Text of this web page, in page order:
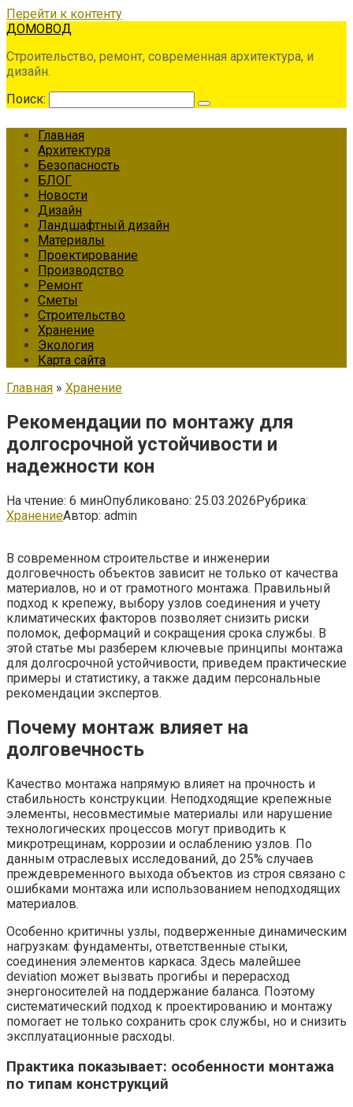
Перейти к контенту
ДОМОВОД
Строительство, ремонт, современная архитектура, и
дизайн.
Поиск:
Главная
Архитектура
Безопасность
БЛОГ
Новости
Дизайн
Ландшафтный дизайн
Материалы
Проектирование
Производство
Ремонт
Сметы
Строительство
Хранение
Экология
Карта сайта
Главная » Хранение
Рекомендации по монтажу для
долгосрочной устойчивости и
надежности кон
На чтение: 6 минОпубликовано: 25.03.2026Рубрика:
ХранениеАвтор: admin
В современном строительстве и инженерии
долговечность объектов зависит не только от качества
материалов, но и от грамотного монтажа. Правильный
подход к крепежу, выбору узлов соединения и учету
климатических факторов позволяет снизить риски
поломок, деформаций и сокращения срока службы. В
этой статье мы разберем ключевые принципы монтажа
для долгосрочной устойчивости, приведем практические
примеры и статистику, а также дадим персональные
рекомендации экспертов.
Почему монтаж влияет на
долговечность
Качество монтажа напрямую влияет на прочность и
стабильность конструкции. Неподходящие крепежные
элементы, несовместимые материалы или нарушение
технологических процессов могут приводить к
микротрещинам, коррозии и ослаблению узлов. По
данным отраслевых исследований, до 25% случаев
преждевременного выхода объектов из строя связано с
ошибками монтажа или использованием неподходящих
материалов.
Особенно критичны узлы, подверженные динамическим
нагрузкам: фундаменты, ответственные стыки,
соединения элементов каркаса. Здесь малейшее
deviation может вызвать прогибы и перерасход
энергоносителей на поддержание баланса. Поэтому
систематический подход к проектированию и монтажу
помогает не только сохранить срок службы, но и снизить
эксплуатационные расходы.
Практика показывает: особенности монтажа
по типам конструкций